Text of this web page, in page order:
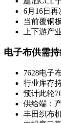
6月16日再
当前覆铜
上下游产
电子布供需
7628电子
行业库存
预计此轮
供给端：
丰田织布